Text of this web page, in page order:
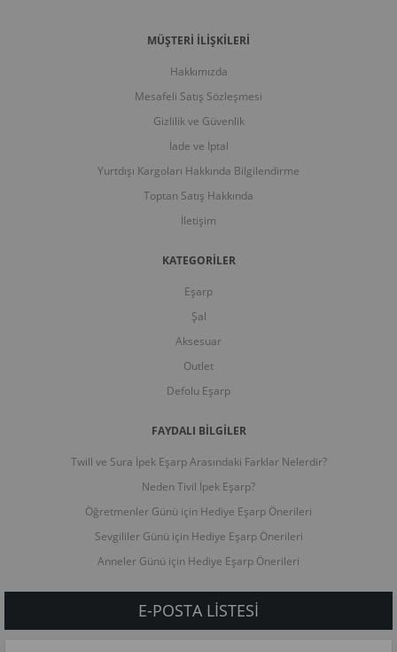
Kampanyadaki tüm modelleri görmek için buraya
MÜŞTERİ İLİŞKİLERİ
Hakkımızda
Mesafeli Satış Sözleşmesi
Gizlilik ve Güvenlik
İade ve İptal
Yurtdışı Kargoları Hakkında Bilgilendirme
Toptan Satış Hakkında
İletişim
KATEGORİLER
Eşarp
Şal
Aksesuar
Outlet
Defolu Eşarp
FAYDALI BİLGİLER
Twill ve Sura İpek Eşarp Arasındaki Farklar Nelerdir?
Neden Tivil İpek Eşarp?
Öğretmenler Günü için Hediye Eşarp Önerileri
Sevgililer Günü için Hediye Eşarp Önerileri
Anneler Günü için Hediye Eşarp Önerileri
E-POSTA LISTESI